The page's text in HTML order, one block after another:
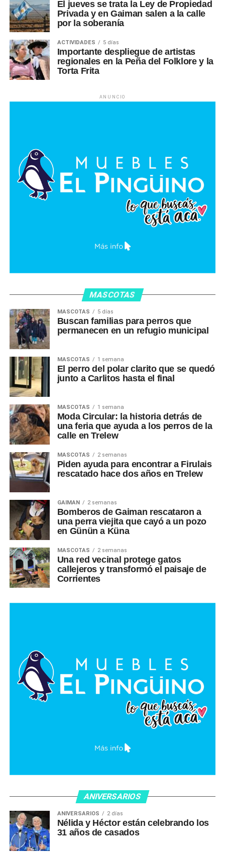
El jueves se trata la Ley de Propiedad
Privada y en Gaiman salen a la calle
por la soberanía
ACTIVIDADES 5 días
Importante despliegue de artistas
regionales en la Peña del Folklore y la
Torta Frita
ANUNCIO
MASCOTAS
MASCOTAS 5 días
Buscan familias para perros que
permanecen en un refugio municipal
MASCOTAS 1 semana
El perro del polar clarito que se quedó
junto a Carlitos hasta el final
MASCOTAS 1 semana
Moda Circular: la historia detrás de
una feria que ayuda a los perros de la
calle en Trelew
MASCOTAS 2 semanas
Piden ayuda para encontrar a Firulais
rescatado hace dos años en Trelew
GAIMAN 2 semanas
Bomberos de Gaiman rescataron a
una perra viejita que cayó a un pozo
en Günün a Küna
MASCOTAS 2 semanas
Una red vecinal protege gatos
callejeros y transformó el paisaje de
Corrientes
ANIVERSARIOS
ANIVERSARIOS 2 días
Nélida y Héctor están celebrando los
31 años de casados